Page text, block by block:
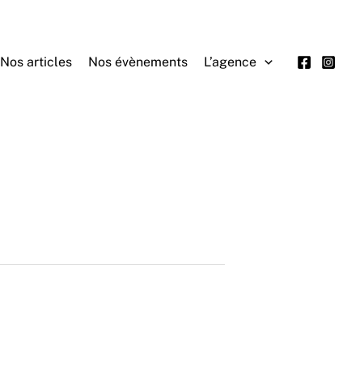
Nos articles Nos évènements L’agence